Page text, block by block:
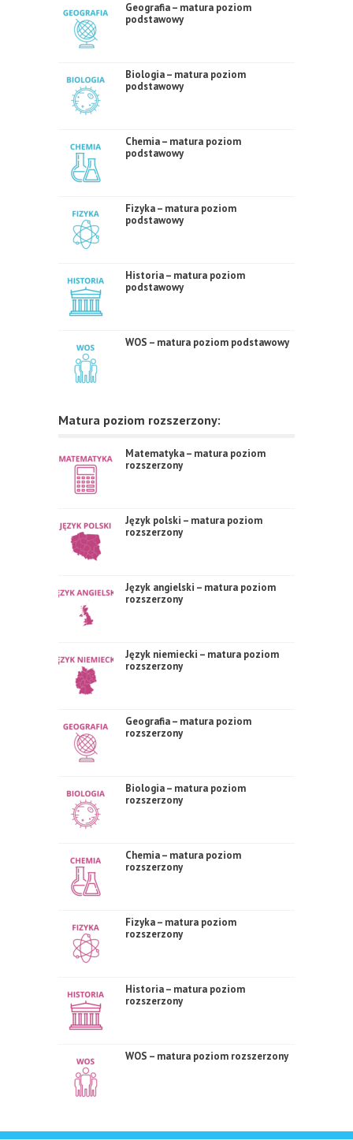
Geografia – matura poziom
podstawowy
Biologia – matura poziom
podstawowy
Chemia – matura poziom
podstawowy
Fizyka – matura poziom
podstawowy
Historia – matura poziom
podstawowy
WOS – matura poziom podstawowy
Matura poziom rozszerzony:
Matematyka – matura poziom
rozszerzony
Język polski – matura poziom
rozszerzony
Język angielski – matura poziom
rozszerzony
Język niemiecki – matura poziom
rozszerzony
Geografia – matura poziom
rozszerzony
Biologia – matura poziom
rozszerzony
Chemia – matura poziom
rozszerzony
Fizyka – matura poziom
rozszerzony
Historia – matura poziom
rozszerzony
WOS – matura poziom rozszerzony